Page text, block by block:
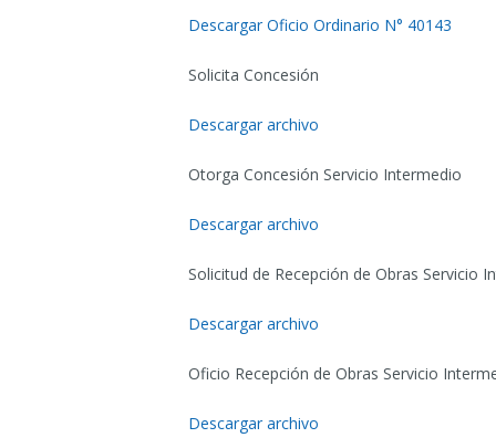
Descargar Oficio Ordinario N° 40143
Solicita Concesión
Descargar archivo
Otorga Concesión Servicio Intermedio
Descargar archivo
Solicitud de Recepción de Obras Servicio
Descargar archivo
Oficio Recepción de Obras Servicio
Descargar archivo